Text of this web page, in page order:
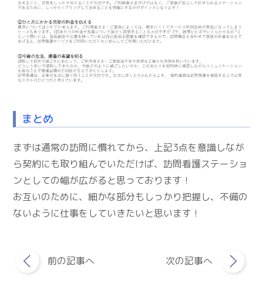
まとめ
まずは通常の訪問に慣れてから、上記3点を意識しなが
ら契約にも取り組んでいただけば、訪問看護ステーショ
ンとしての幅が広がると思っております！
お互いのために、細かな部分もしっかり把握し、不備の
ないように仕事をしていきたいと思います！
前の記事へ 次の記事へ